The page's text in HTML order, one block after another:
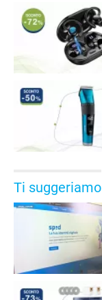
RECENSIONI
Ti suggeriamo